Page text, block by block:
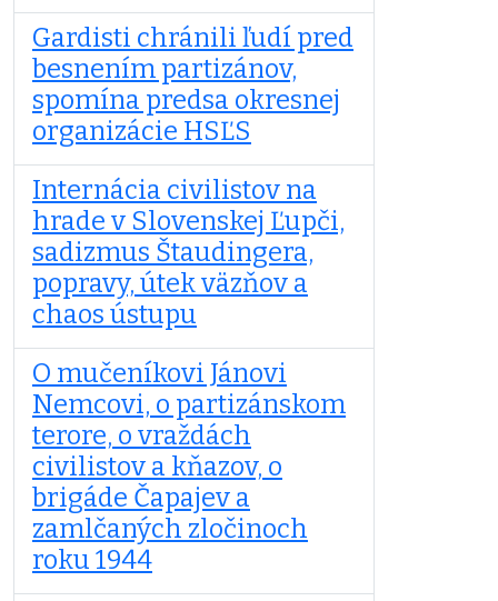
Gardisti chránili ľudí pred
besnením partizánov,
spomína predsa okresnej
organizácie HSĽS
Internácia civilistov na
hrade v Slovenskej Ľupči,
sadizmus Štaudingera,
popravy, útek väzňov a
chaos ústupu
O mučeníkovi Jánovi
Nemcovi, o partizánskom
terore, o vraždách
civilistov a kňazov, o
brigáde Čapajev a
zamlčaných zločinoch
roku 1944